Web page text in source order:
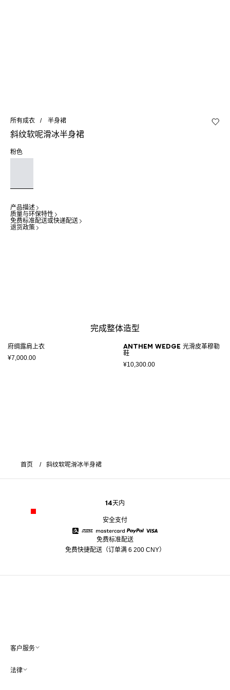
所有成衣 半身裙
斜纹软呢滑冰半身裙
粉色
产品描述
质量与环保特性
免费标准配送或快递配送
退货政策
完成整体造型
府绸露肩上衣
¥7,000.00
Anthem Wedge 光滑皮革穆勒
鞋
¥10,300.00
首页 斜纹软呢滑冰半身裙
14天内
安全支付
American Express
Mastercard
免费标准配送
免费快捷配送（订单满 6 200 CNY）
客户服务
法律